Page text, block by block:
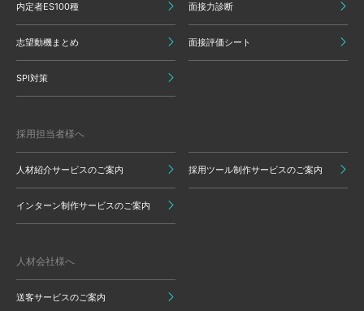
内定者ES100種 面接力診断
志望動機まとめ 面接評価シート
SPI対策
採用担当者様へ
人材紹介サービスのご案内 採用ツール制作サービスのご案内
インターン制作サービスのご案内
人材会社様へ
送客サービスのご案内